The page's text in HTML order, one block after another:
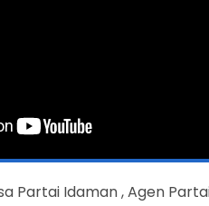
Partai Idaman , Agen